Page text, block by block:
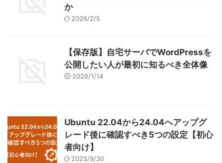
か
2026/2/5
【保存版】自宅サーバでWordPressを
公開したい人が最初に知るべき全体像
2026/1/14
Ubuntu 22.04から24.04へアップグ
レード後に確認すべき5つの設定【初心
者向け】
2025/9/30